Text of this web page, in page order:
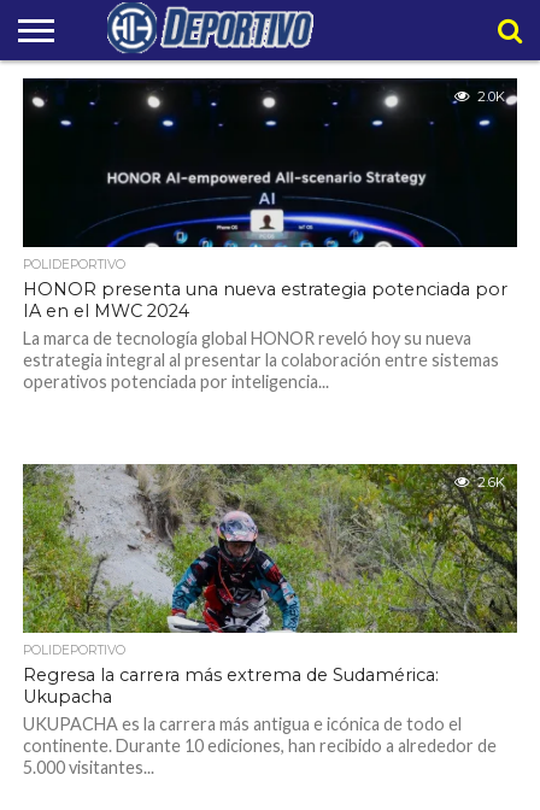
LIGAPRO
NACIONAL
INTERNACIONAL
EMBAJADORES
POLIDEPORTIVO
POLÍTICAS
DE
CONTACTO
HIT
EQUIPO
HIT
2.0K
POLIDEPORTIVO
HONOR presenta una nueva estrategia potenciada por
IA en el MWC 2024
La marca de tecnología global HONOR reveló hoy su nueva
estrategia integral al presentar la colaboración entre sistemas
operativos potenciada por inteligencia...
2.6K
POLIDEPORTIVO
Regresa la carrera más extrema de Sudamérica:
Ukupacha
UKUPACHA es la carrera más antigua e icónica de todo el
continente. Durante 10 ediciones, han recibido a alrededor de
5.000 visitantes...